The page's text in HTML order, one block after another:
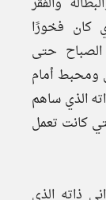
كان فخورًا
حتى
ومحبط أمام
الذي ساهم
كانت تعمل